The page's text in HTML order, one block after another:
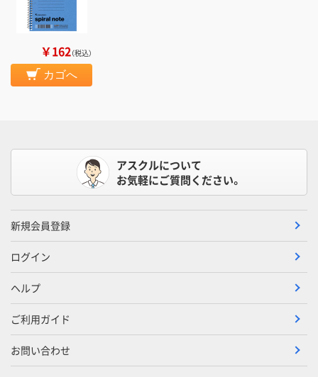
￥162（税込）
カゴへ
アスクルについて
お気軽にご質問ください。
新規会員登録
ログイン
ヘルプ
ご利用ガイド
お問い合わせ